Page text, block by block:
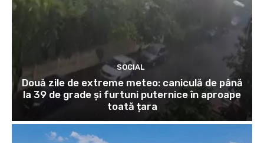
SOCIAL
Două zile de extreme meteo: caniculă de până
la 39 de grade și furtuni puternice în aproape
toată țara